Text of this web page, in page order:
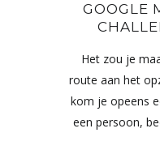
GOOGLE
Het zou je
route aan het
kom je opeens
een persoon,